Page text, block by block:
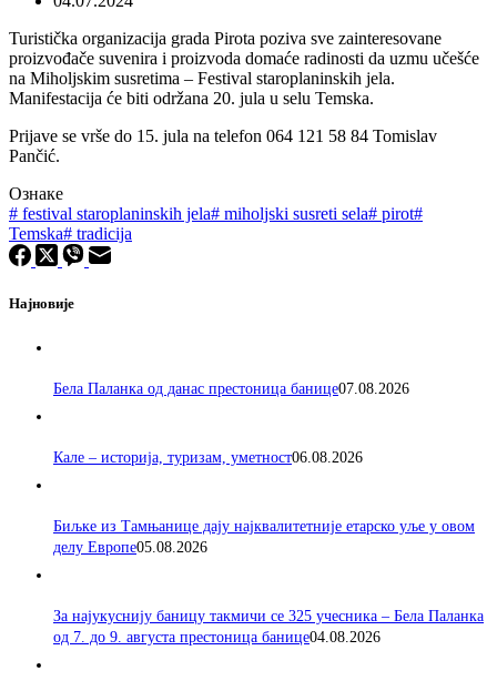
Turistička organizacija grada Pirota poziva sve zainteresovane
proizvođače suvenira i proizvoda domaće radinosti da uzmu učešće
na Miholjskim susretima – Festival staroplaninskih jela.
Manifestacija će biti održana 20. jula u selu Temska.
Prijave se vrše do 15. jula na telefon 064 121 58 84 Tomislav
Pančić.
Ознаке
# festival staroplaninskih jela# miholjski susreti sela# pirot#
Temska# tradicija
Најновије
Бела Паланка од данас престоница банице07.08.2026
Кале – историја, туризам, уметност06.08.2026
Биљке из Тамњанице дају најквалитетније етарско уље у овом
делу Европе05.08.2026
За најукуснију баницу такмичи се 325 учесника – Бела Паланка
од 7. до 9. августа престоница банице04.08.2026